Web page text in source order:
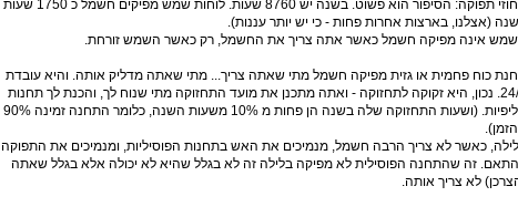
אחוזי תפוקה: הסיפור הוא פשוט. בשנה יש 8760 שעות. לוחות שמש מפיקים חשמל כ 1750 שעות
(אצלנו, בארצות אחרות פחות - כי יש יותר עננות).
אינה מפיקה חשמל כאשר אתה צריך את החשמל, רק כאשר השמש זורחת.
כוח פחמית או גזית מפיקה חשמל מתי שאתה צריך... מתי שאתה מדליק אותה. והיא עובדת
24/7. נכון, היא זקוקה לתחזוקה - ואתה מתכנן את מועד התחזוקה מתי שנוח לך, והכנת לך תחנות
חליפיות. (ושעות התחזוקה שלה בשנה הן פחות מ 10% משעות השנה, כלומר התחנה זמינה 90%
כאשר לא צריך הרבה חשמל, מנמיכים את האש בתחנות הפוסיליות, ומנמיכים את התפוקה
זה שהתחנה הפוסילית לא מפיקה בלילה זה לא בגלל שהיא לא יכולה אלא בגלל שאתה
לא צריך אותה.